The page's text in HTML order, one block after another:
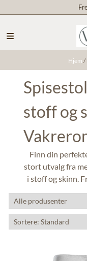
Hjem /
stoff og
Finn din
stort utvalg fra
i stoff og skinn.